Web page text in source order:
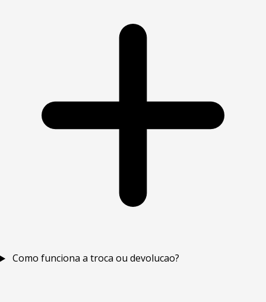
Como funciona a troca ou devolucao?